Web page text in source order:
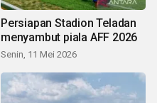
Persiapan Stadion Teladan
menyambut piala AFF 2026
Senin, 11 Mei 2026